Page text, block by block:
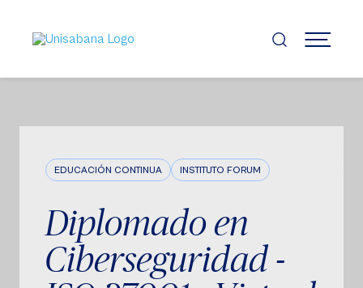
contenido
principal
MENÚ
EDUCACIÓN CONTINUA INSTITUTO FORUM
Diplomado en
Ciberseguridad -